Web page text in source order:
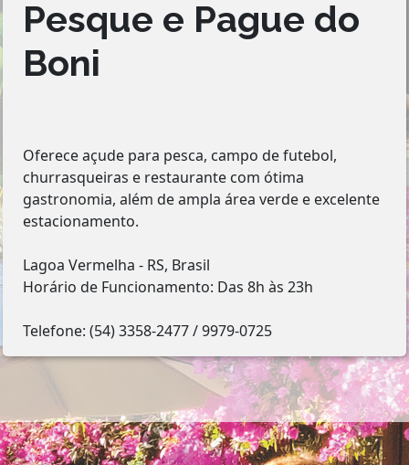
Pesque e Pague do
Boni
Oferece açude para pesca, campo de futebol,
churrasqueiras e restaurante com ótima
gastronomia, além de ampla área verde e excelente
estacionamento.
Lagoa Vermelha - RS, Brasil
Horário de Funcionamento: Das 8h às 23h
Telefone: (54) 3358-2477 / 9979-0725